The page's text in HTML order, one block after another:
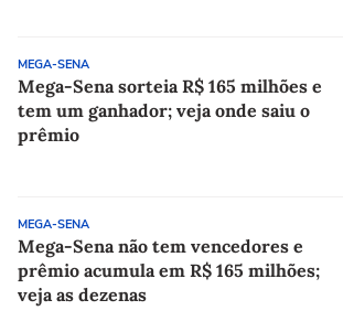
MEGA-SENA
Mega-Sena sorteia R$ 165 milhões e
tem um ganhador; veja onde saiu o
prêmio
MEGA-SENA
Mega-Sena não tem vencedores e
prêmio acumula em R$ 165 milhões;
veja as dezenas